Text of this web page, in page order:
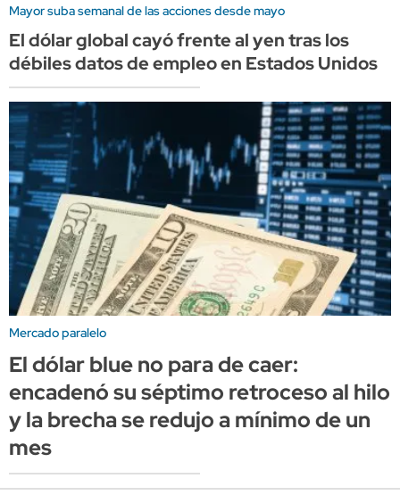
Mayor suba semanal de las acciones desde mayo
El dólar global cayó frente al yen tras los
débiles datos de empleo en Estados Unidos
Mercado paralelo
El dólar blue no para de caer:
encadenó su séptimo retroceso al hilo
y la brecha se redujo a mínimo de un
mes